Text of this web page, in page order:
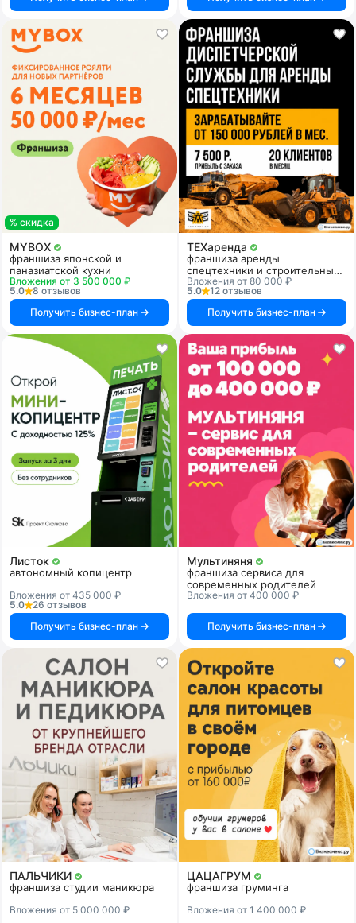
% скидка
MYBOX
франшиза японской и
паназиатской кухни
Вложения от 3 500 000 ₽
5.0
8 отзывов
Получить бизнес-план
ТЕХаренда
франшиза аренды
спецтехники и строительных
услуг
Вложения от 80 000 ₽
5.0
12 отзывов
Получить бизнес-план
Листок
автономный копицентр
Вложения от 435 000 ₽
5.0
26 отзывов
Получить бизнес-план
Мультиняня
франшиза сервиса для
современных родителей
Вложения от 400 000 ₽
Получить бизнес-план
ПАЛЬЧИКИ
франшиза студии маникюра
Вложения от 5 000 000 ₽
ЦАЦАГРУМ
франшиза груминга
Вложения от 1 400 000 ₽